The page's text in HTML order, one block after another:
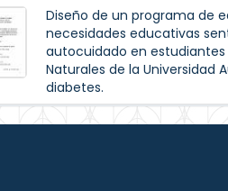
Diseño de un programa de
necesidades educativas
autocuidado en
Naturales de la Universidad
diabetes.